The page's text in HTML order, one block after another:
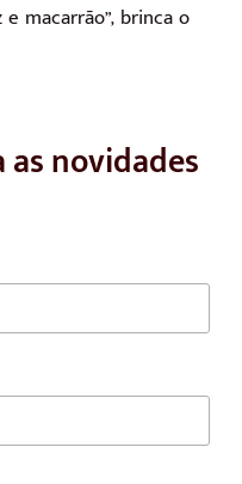
macarrão”, brinca o
as novidades